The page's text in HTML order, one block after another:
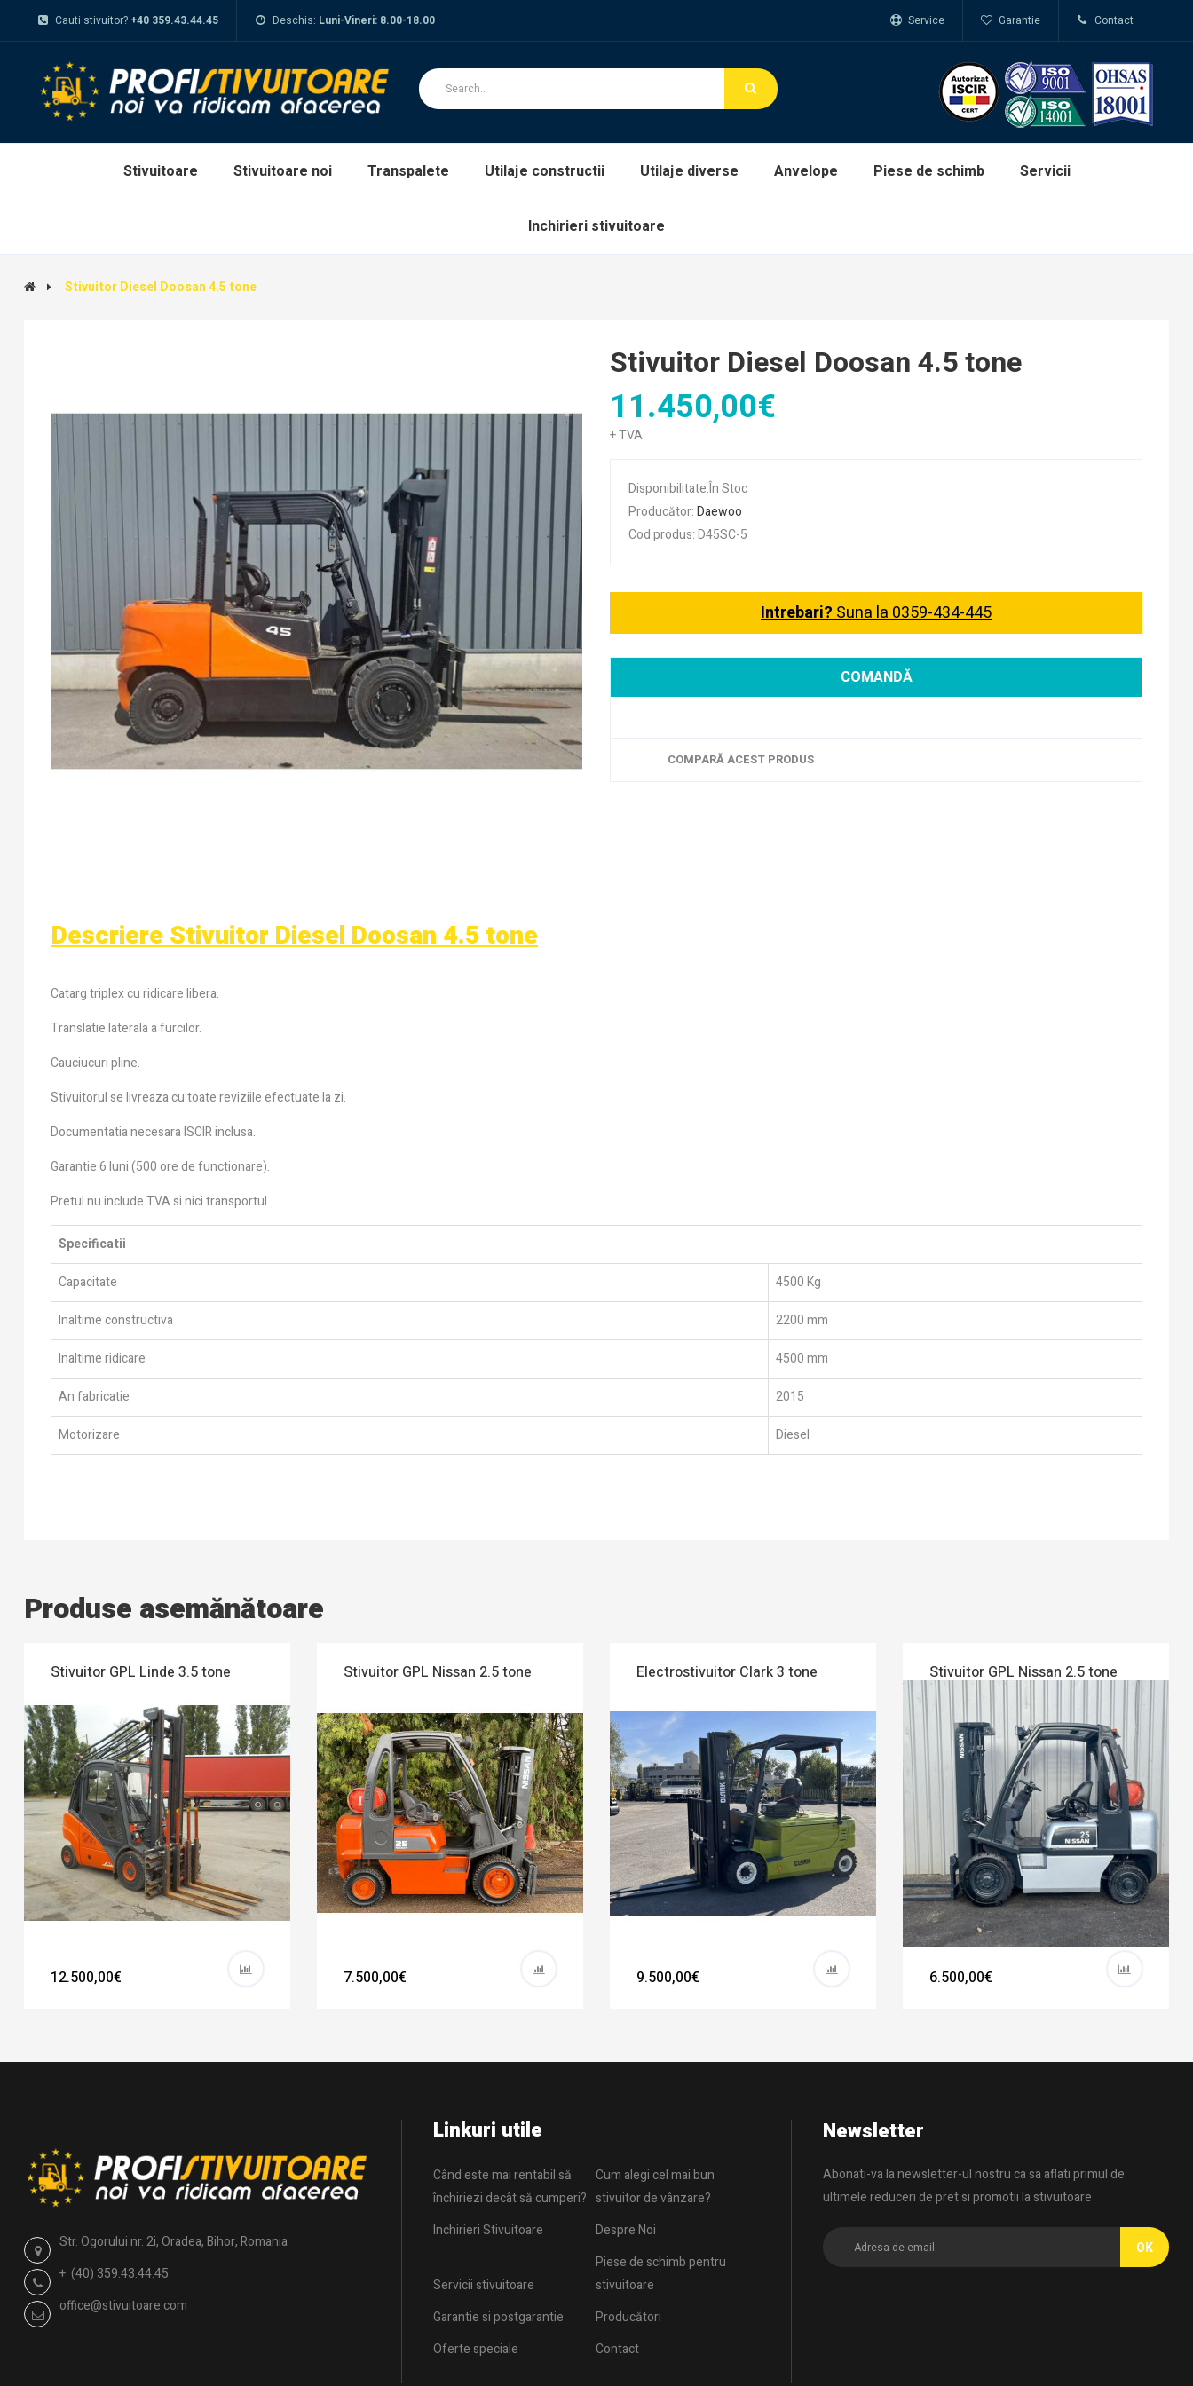
Cauti stivuitor? +40 359.43.44.45 Deschis: Luni-Vineri: 8.00-18.00 Contact
Garantie
Service
Stivuitoare Stivuitoare noi Transpalete Utilaje constructii Utilaje diverse Anvelope Piese de schimb Servicii
Inchirieri stivuitoare
Stivuitor Diesel Doosan 4.5 tone
Stivuitor Diesel Doosan 4.5 tone
11.450,00€
+ TVA
Disponibilitate:În Stoc
Producător:Daewoo
Cod produs: D45SC-5
Intrebari?Suna la 0359-434-445
COMANDĂ
COMPARĂ ACEST PRODUS
Descriere Stivuitor Diesel Doosan 4.5 tone
Catarg triplex cu ridicare libera.
Translatie laterala a furcilor.
Cauciucuri pline.
Stivuitorul se livreaza cu toate reviziile efectuate la zi.
Documentatia necesara ISCIR inclusa.
Garantie 6 luni (500 ore de functionare).
Pretul nu include TVA si nici transportul.
Specificatii
Capacitate 4500 Kg
Inaltime constructiva 2200 mm
Inaltime ridicare 4500 mm
An fabricatie 2015
Motorizare Diesel
Produse asemănătoare
Stivuitor GPL Linde 3.5 tone
12.500,00€
Stivuitor GPL Nissan 2.5 tone
7.500,00€
Electrostivuitor Clark 3 tone
9.500,00€
Stivuitor GPL Nissan 2.5 tone
6.500,00€
Str. Ogorului nr. 2i, Oradea, Bihor, Romania
+ (40) 359.43.44.45
office@stivuitoare.com
Linkuri utile
Când este mai rentabil să
închiriezi decât să cumperi?
Cum alegi cel mai bun
stivuitor de vânzare?
Inchirieri Stivuitoare
Despre Noi
Servicii stivuitoare
Piese de schimb pentru
stivuitoare
Garantie si postgarantie
Producători
Oferte speciale
Contact
Newsletter
Abonati-va la newsletter-ul nostru ca sa aflati primul de
ultimele reduceri de pret si promotii la stivuitoare
OK